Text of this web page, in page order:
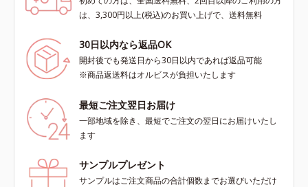
は、3,300円以上(税込)のお買い上げで、送料無料
30日以内なら返品OK
開封後でも発送日から30日以内であれば返品可能
※商品返送料はオルビスが負担いたします
最短ご注文翌日お届け
一部地域を除き、最短でご注文の翌日にお届けいたし
ます
サンプルプレゼント
サンプルはご注文商品の合計個数までお選びいただけ